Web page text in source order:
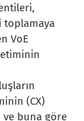
toplamaya
VoE
(CX)
ve buna göre